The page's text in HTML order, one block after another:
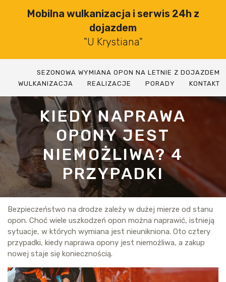
Mobilna wulkanizacja i serwis 24h z
dojazdem
"U Krystiana"
SEZONOWA WYMIANA OPON NA LETNIE Z DOJAZDEM
WULKANIZACJA
REALIZACJE PORADY KONTAKT
KIEDY NAPRAWA
OPONY JEST
NIEMOŻLIWA? 4
PRZYPADKI
Bezpieczeństwo na drodze zależy w dużej mierze od stanu
opon. Choć wiele uszkodzeń opon można naprawić, istnieją
sytuacje, w których wymiana jest nieunikniona. Oto cztery
przypadki, kiedy naprawa opony jest niemożliwa, a zakup
nowej staje się koniecznością.